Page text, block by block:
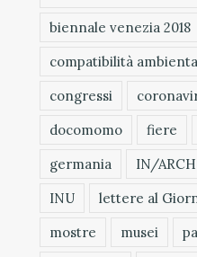
biennale venezia 2018
compatibilità
congressi
docomomo
fiere
germania
IN/ARCH
INU
lettere al
mostre
musei